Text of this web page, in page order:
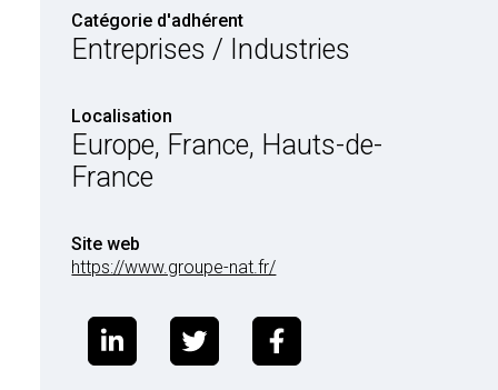
Catégorie d'adhérent
Entreprises / Industries
Localisation
Europe, France, Hauts-de-
France
Site web
https://www.groupe-nat.fr/